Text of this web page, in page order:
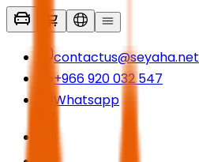
contactus@seyaha.net
+966 920 032 547
Whatsapp